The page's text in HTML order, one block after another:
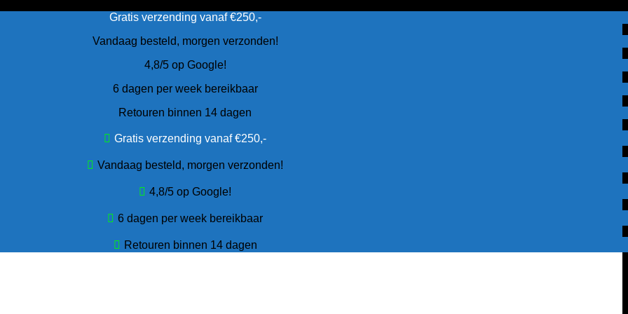
Gratis verzending vanaf €250,-
Vandaag besteld, morgen verzonden!
4,8/5 op Google!
6 dagen per week bereikbaar
Retouren binnen 14 dagen
Gratis verzending vanaf €250,-
Vandaag besteld, morgen verzonden!
4,8/5 op Google!
6 dagen per week bereikbaar
Retouren binnen 14 dagen